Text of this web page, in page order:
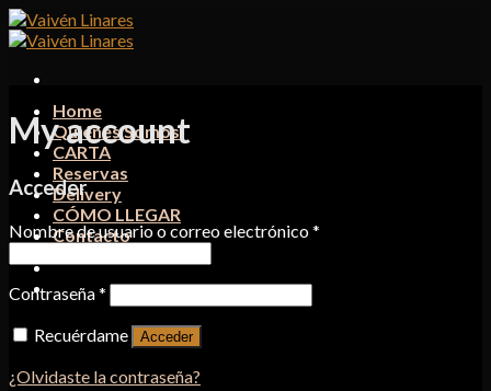
Skip
to
Home
Quiénes Somos
CARTA
Reservas
Delivery
CÓMO LLEGAR
Contacto
My account
Acceder
Nombre de usuario o correo electrónico*
Contraseña*
Recuérdame
Acceder
¿Olvidaste la contraseña?